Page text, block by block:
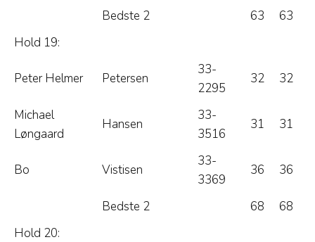
Bedste 2 63
63
Hold 19:
Peter Helmer Petersen
33-
2295
32 32
Michael
Løngaard
Hansen
33-
3516
31 31
Bo Vistisen
33-
3369
36 36
Bedste 2 68
68
Hold 20: